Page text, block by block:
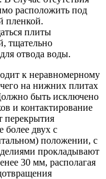
расположить под
пленкой.
плиты
тщательно
отвода воды.
к неравномерному
чего на нижних плитах
быть исключено
и контактирование
перекрытия
более двух с
положении, с
прокладывают
30 мм, располагая